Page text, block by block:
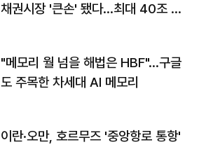
채권시장 '큰손' 됐다…최대 40조 투
"메모리 월 넘을 해법은 HBF"…구글
도 주목한 차세대 AI 메모리
이란·오만, 호르무즈 '중앙항로 통항'